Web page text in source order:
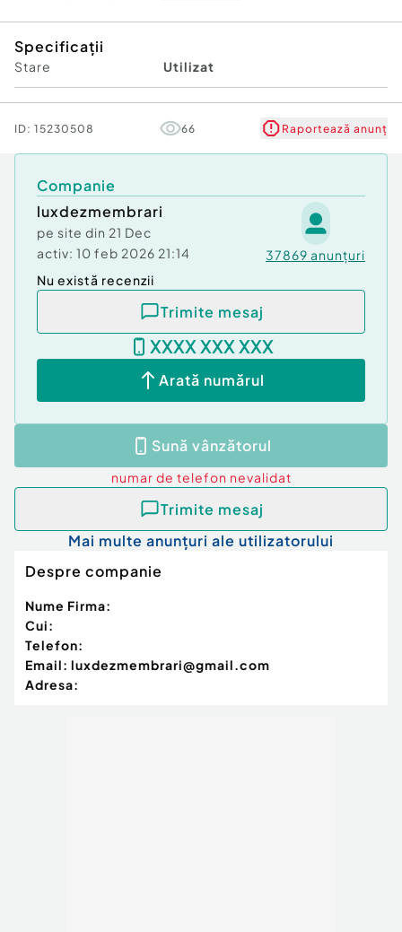
Garanție
Specificații
Stare Utilizat
ID: 15230508 66 Raportează anunț
Companie
luxdezmembrari
pe site din 21 Dec
activ: 10 feb 2026 21:14 37869 anunțuri
Nu există recenzii
Trimite mesaj
XXXX XXX XXX
Arată numărul
Sună vânzătorul
numar de telefon nevalidat
Trimite mesaj
Mai multe anunțuri ale utilizatorului
Despre companie
Nume Firma:
Cui:
Telefon:
Email: luxdezmembrari@gmail.com
Adresa: